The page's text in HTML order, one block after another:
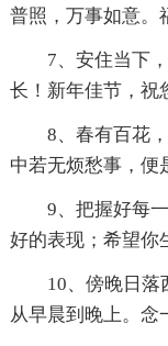
普照，万事如意。
7、安住当下
长！新年佳节，祝
8、春有百花
中若无烦愁事，便
9、把握好每
好的表现；希望你
10、傍晚日落
从早晨到晚上。念